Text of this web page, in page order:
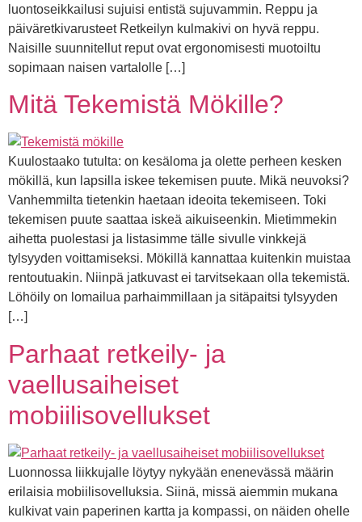
luontoseikkailusi sujuisi entistä sujuvammin. Reppu ja
päiväretkivarusteet Retkeilyn kulmakivi on hyvä reppu.
Naisille suunnitellut reput ovat ergonomisesti muotoiltu
sopimaan naisen vartalolle […]
Mitä Tekemistä Mökille?
Kuulostaako tutulta: on kesäloma ja olette perheen kesken
mökillä, kun lapsilla iskee tekemisen puute. Mikä neuvoksi?
Vanhemmilta tietenkin haetaan ideoita tekemiseen. Toki
tekemisen puute saattaa iskeä aikuiseenkin. Mietimmekin
aihetta puolestasi ja listasimme tälle sivulle vinkkejä
tylsyyden voittamiseksi. Mökillä kannattaa kuitenkin muistaa
rentoutuakin. Niinpä jatkuvast ei tarvitsekaan olla tekemistä.
Löhöily on lomailua parhaimmillaan ja sitäpaitsi tylsyyden
[…]
Parhaat retkeily- ja
vaellusaiheiset
mobiilisovellukset
Luonnossa liikkujalle löytyy nykyään enenevässä määrin
erilaisia mobiilisovelluksia. Siinä, missä aiemmin mukana
kulkivat vain paperinen kartta ja kompassi, on näiden ohelle